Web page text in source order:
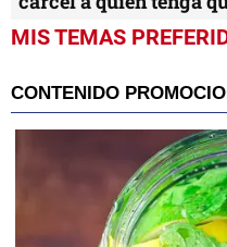
MIS TEMAS